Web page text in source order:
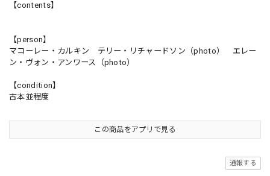
【contents】
【person】
マコーレー・カルキン テリー・リチャードソン（photo） エレー
ン・ヴォン・アンワース（photo）
【condition】
古本並程度
この商品をアプリで見る
通報する